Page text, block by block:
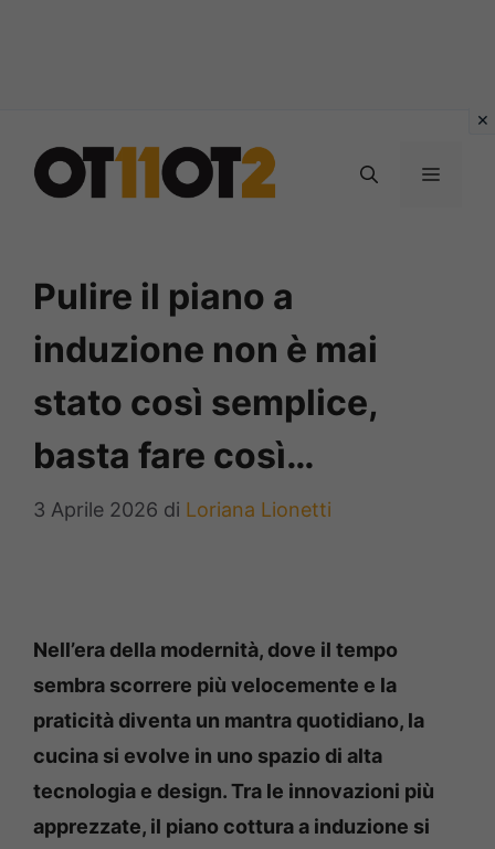
contenuto
MENU
Pulire il piano a
induzione non è mai
stato così semplice,
basta fare così…
3 Aprile 2026 di Loriana Lionetti
Nell’era della modernità, dove il tempo
sembra scorrere più velocemente e la
praticità diventa un mantra quotidiano, la
cucina si evolve in uno spazio di alta
tecnologia e design. Tra le innovazioni più
apprezzate, il piano cottura a induzione si